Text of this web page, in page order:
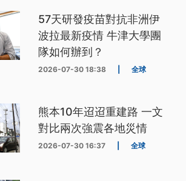
57天研發疫苗對抗非洲伊
波拉最新疫情 牛津大學團
隊如何辦到？
2026-07-30 18:38 全球
熊本10年迢迢重建路 一文
對比兩次強震各地災情
2026-07-30 16:37 全球